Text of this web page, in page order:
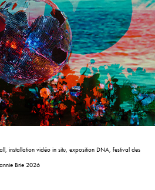
installation vidéo in situ, exposition DNA, festival des
Brie 2026